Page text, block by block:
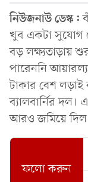
নিউজনাউ ডেস্ক:
খুব একটা সুযোগ
বড় লক্ষ্যতাড়ায়
পারেননি
টাকার বেশ লড়াই
ব্যালবার্নির
আরও জমিয়ে দিল
ফলো করুন